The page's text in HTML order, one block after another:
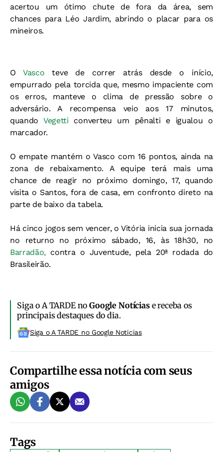
acertou um ótimo chute de fora da área, sem
chances para Léo Jardim, abrindo o placar para os
mineiros.
O Vasco teve de correr atrás desde o início,
empurrado pela torcida que, mesmo impaciente com
os erros, manteve o clima de pressão sobre o
adversário. A recompensa veio aos 17 minutos,
quando Vegetti converteu um pênalti e igualou o
marcador.
O empate mantém o Vasco com 16 pontos, ainda na
zona de rebaixamento. A equipe terá mais uma
chance de reagir no próximo domingo, 17, quando
visita o Santos, fora de casa, em confronto direto na
parte de baixo da tabela.
Há cinco jogos sem vencer, o Vitória inicia sua jornada
no returno no próximo sábado, 16, às 18h30, no
Barradão, contra o Juventude, pela 20ª rodada do
Brasileirão.
Siga o A TARDE noGoogle Notíciase receba os
principais destaques do dia.
Siga o A TARDE no Google Noticias
Compartilhe essa notícia com seus
amigos
Tags